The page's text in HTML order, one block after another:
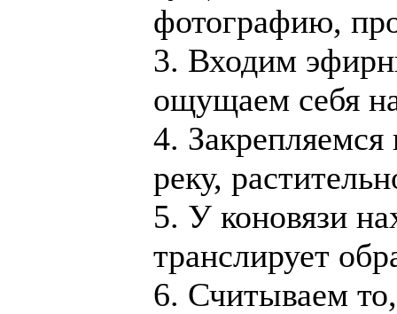
фотографию,
3. Входим
ощущаем себя
4.
реку,
5. У коновязи
транслирует
6. Считываем